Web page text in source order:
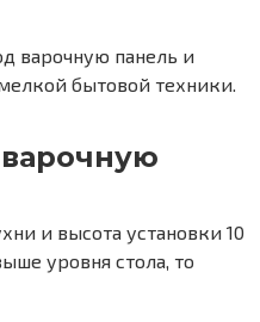
варочную панель и
бытовой техники.
и высота установки 10
уровня стола, то